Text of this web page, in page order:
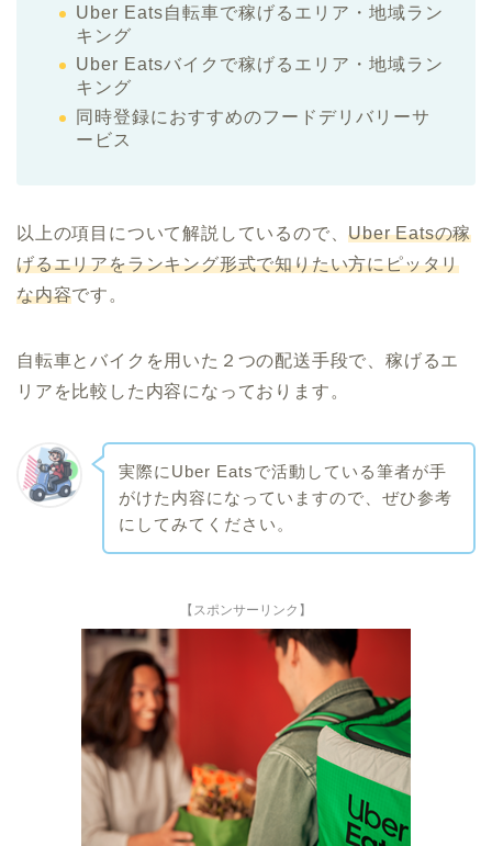
Uber Eats自転車で稼げるエリア・地域ラン
キング
Uber Eatsバイクで稼げるエリア・地域ラン
キング
同時登録におすすめのフードデリバリーサ
ービス
以上の項目について解説しているので、Uber Eatsの稼
げるエリアをランキング形式で知りたい方にピッタリ
な内容です。
自転車とバイクを用いた２つの配送手段で、稼げるエ
リアを比較した内容になっております。
実際にUber Eatsで活動している筆者が手
がけた内容になっていますので、ぜひ参考
にしてみてください。
【スポンサーリンク】